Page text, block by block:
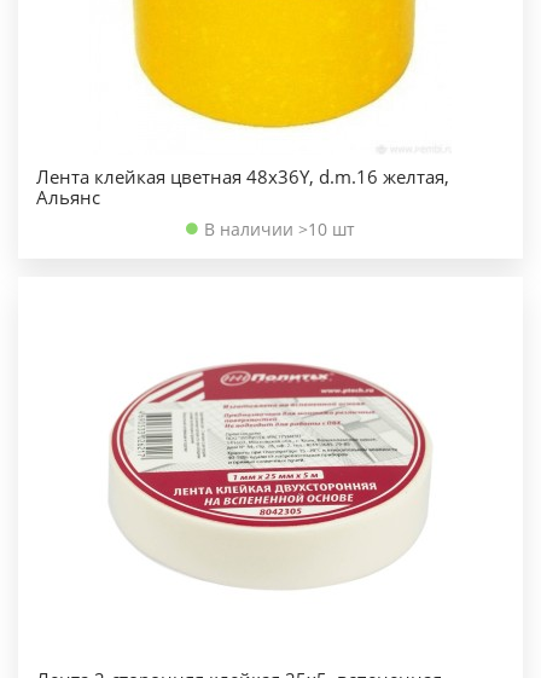
Лента клейкая цветная 48х36Y, d.m.16 желтая,
Альянс
В наличии >10 шт